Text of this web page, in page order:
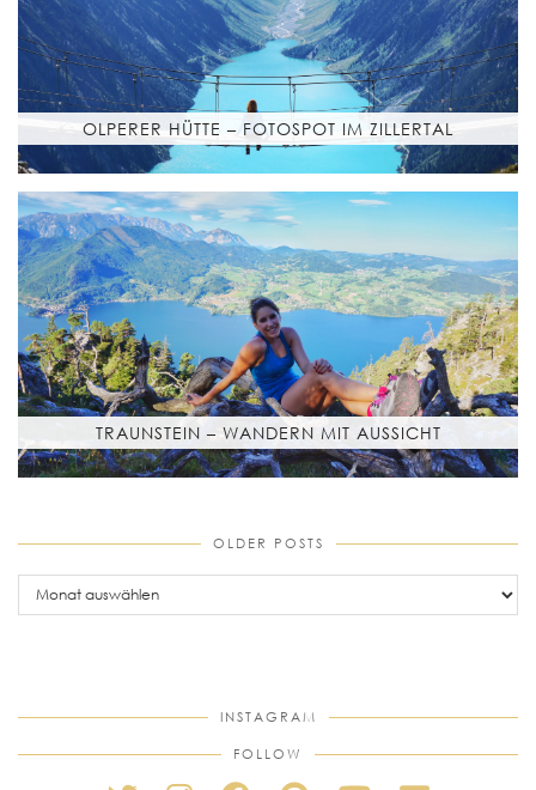
OLPERER HÜTTE – FOTOSPOT IM ZILLERTAL
TRAUNSTEIN – WANDERN MIT AUSSICHT
OLDER POSTS
older
posts
INSTAGRAM
FOLLOW